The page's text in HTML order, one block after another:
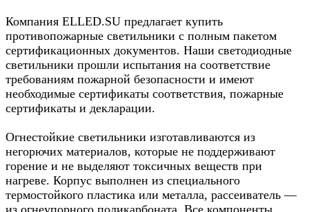
Компания ELLED.SU предлагает купить
противопожарные светильники с полным пакетом
сертификационных документов. Наши светодиодные
светильники прошли испытания на соответствие
требованиям пожарной безопасности и имеют
необходимые сертификаты соответствия, пожарные
сертификаты и декларации.
Огнестойкие светильники изготавливаются из
негорючих материалов, которые не поддерживают
горение и не выделяют токсичных веществ при
нагреве. Корпус выполнен из специального
термостойкого пластика или металла, рассеиватель —
из огнеупорного поликарбоната. Все компоненты